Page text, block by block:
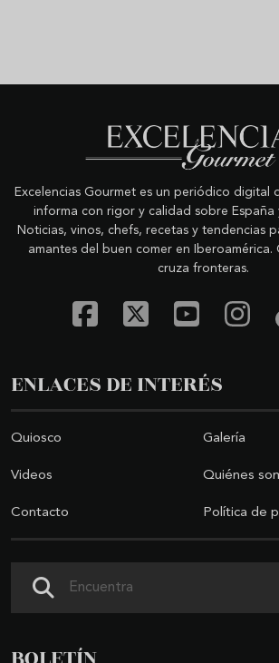
Excelencias Gourmet es un periódico digital
informa con rigor y calidad sobre España
Noticias, vinos, chefs, recetas y tendencias
amantes del buen comer en Iberoamérica.
cruza fronteras.
ENLACES DE INTERÉS
Quiosco Galería
Videos Quiénes
Contacto Política de